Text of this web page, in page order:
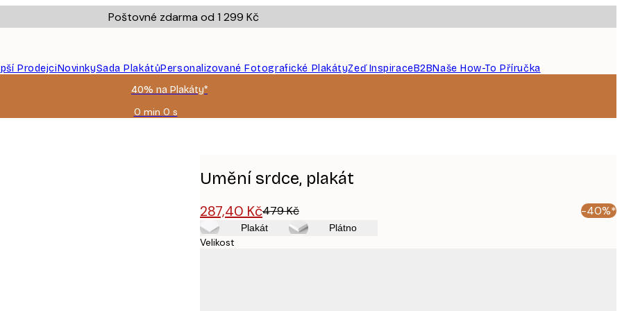
Poštovné zdarma od 1 299 Kč
ProdejciNovinkySada PlakátůPersonalizované Fotografické PlakátyZeď InspiraceB2BNaše How-To Příručka
40% na Plakáty*
0 min 0 s
Platné
Umění srdce, plakát
287,40 Kč479 Kč -40%*
Plakát Plátno
Velikost